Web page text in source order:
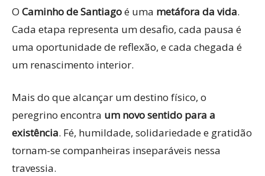
O Caminho de Santiagoé uma metáfora da vida.
Cada etapa representa um desafio, cada pausa é
uma oportunidade de reflexão, e cada chegada é
um renascimento interior.
Mais do que alcançar um destino físico, o
peregrino encontra um novo sentido para a
existência. Fé, humildade, solidariedade e gratidão
tornam-se companheiras inseparáveis nessa
travessia.